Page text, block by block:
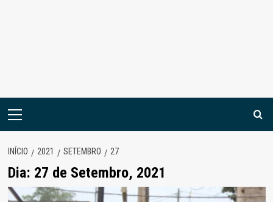
Menu
INÍCIO 2021 SETEMBRO 27
Dia: 27 de Setembro, 2021